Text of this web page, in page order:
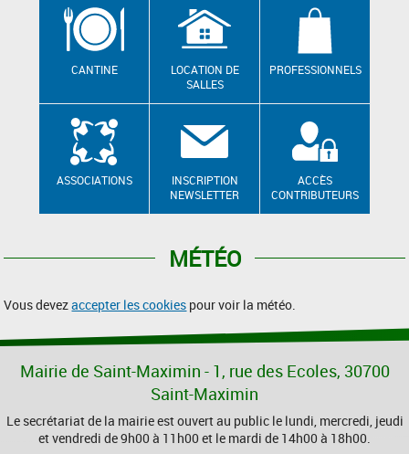
CANTINE
LOCATION DE
SALLES
PROFESSIONNELS
ASSOCIATIONS
INSCRIPTION
NEWSLETTER
ACCÈS
CONTRIBUTEURS
MÉTÉO
Vous devezaccepter les cookies pour voir la météo.
Mairie de Saint-Maximin - 1, rue des Ecoles, 30700
Saint-Maximin
Le secrétariat de la mairie est ouvert au public le lundi, mercredi, jeudi
et vendredi de 9h00 à 11h00 et le mardi de 14h00 à 18h00.